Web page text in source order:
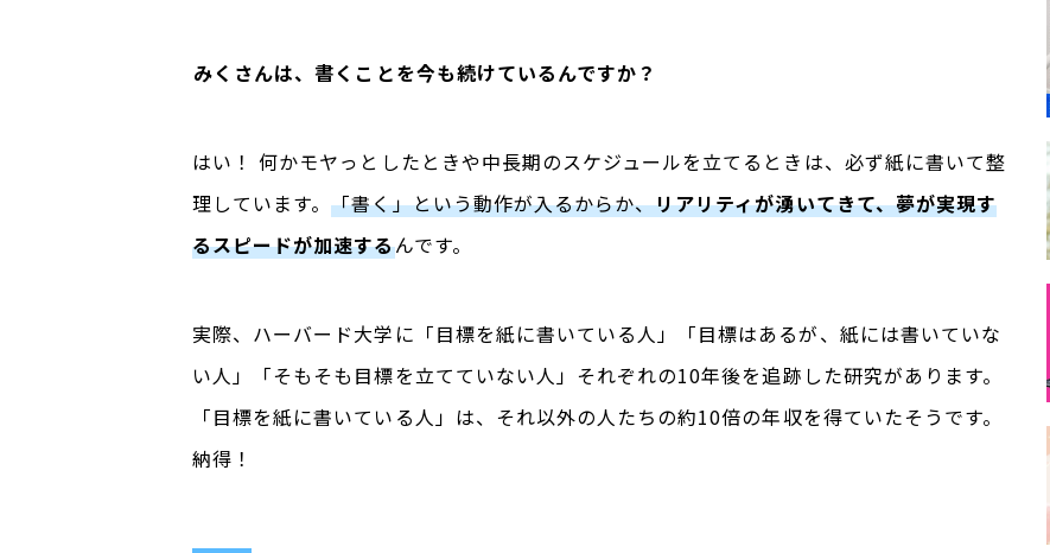
みくさんは、書くことを今も続けているんですか？
はい！ 何かモヤっとしたときや中長期のスケジュールを立てるときは、必ず紙に書いて整
理しています。「書く」という動作が入るからか、リアリティが湧いてきて、夢が実現す
るスピードが加速するんです。
実際、ハーバード大学に「目標を紙に書いている人」「目標はあるが、紙には書いていな
い人」「そもそも目標を立てていない人」それぞれの10年後を追跡した研究があります。
「目標を紙に書いている人」は、それ以外の人たちの約10倍の年収を得ていたそうです。
納得！